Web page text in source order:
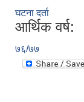
घटना दर्ता
आर्थिक वर्ष:
७६/७७